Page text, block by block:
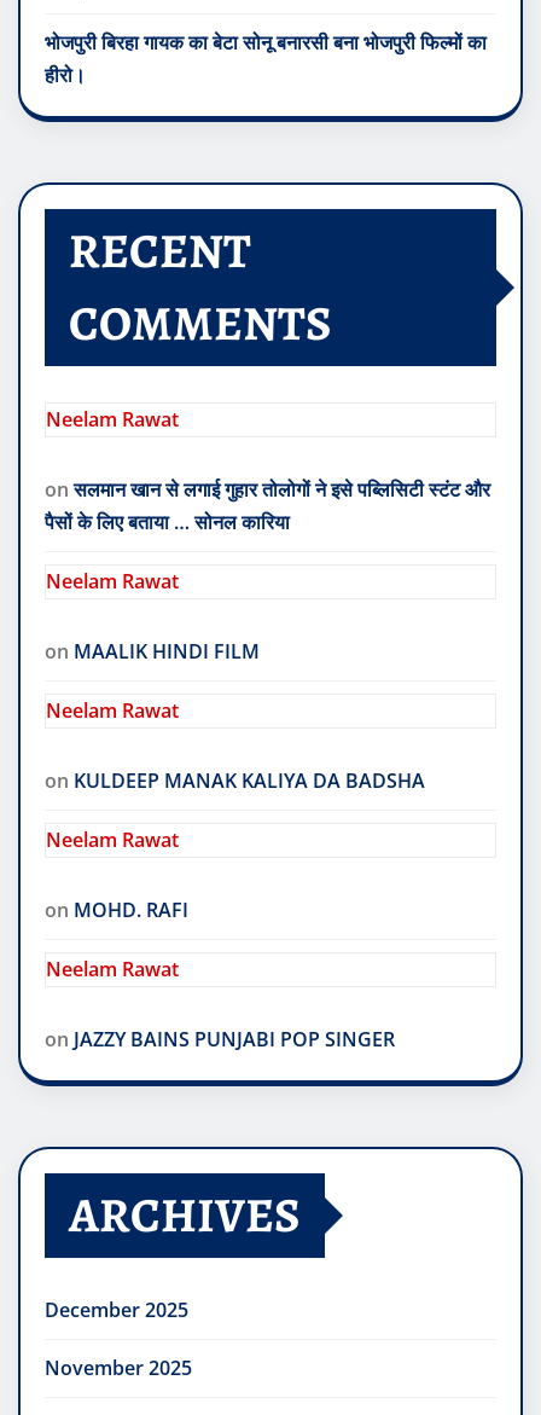
पवन सिंह को मिली जान से मारने की धमकी,.मुम्बई पुलिस में दर्ज
कराई शिकायत.
भोजपुरी बिरहा गायक का बेटा सोनू बनारसी बना भोजपुरी फिल्मों का
RECENT
COMMENTS
Neelam Rawat
onसलमान खान से लगाई गुहार तोलोगों ने इसे पब्लिसिटी स्टंट और
Neelam Rawat
Neelam Rawat
Neelam Rawat
Neelam Rawat
ARCHIVES